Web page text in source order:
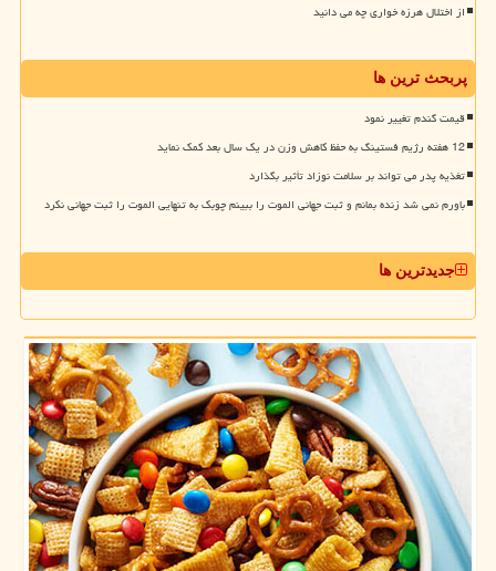
از اختلال هرزه خواری چه می دانید
پربحث ترین ها
قیمت گندم تغییر نمود
12 هفته رژیم فستینگ به حفظ کاهش وزن در یک سال بعد کمک نماید
تغذیه پدر می تواند بر سلامت نوزاد تأثیر بگذارد
باورم نمی شد زنده بمانم و ثبت جهانی الموت را ببینم چوبک به تنهایی الموت را ثبت جهانی نکرد
جدیدترین ها